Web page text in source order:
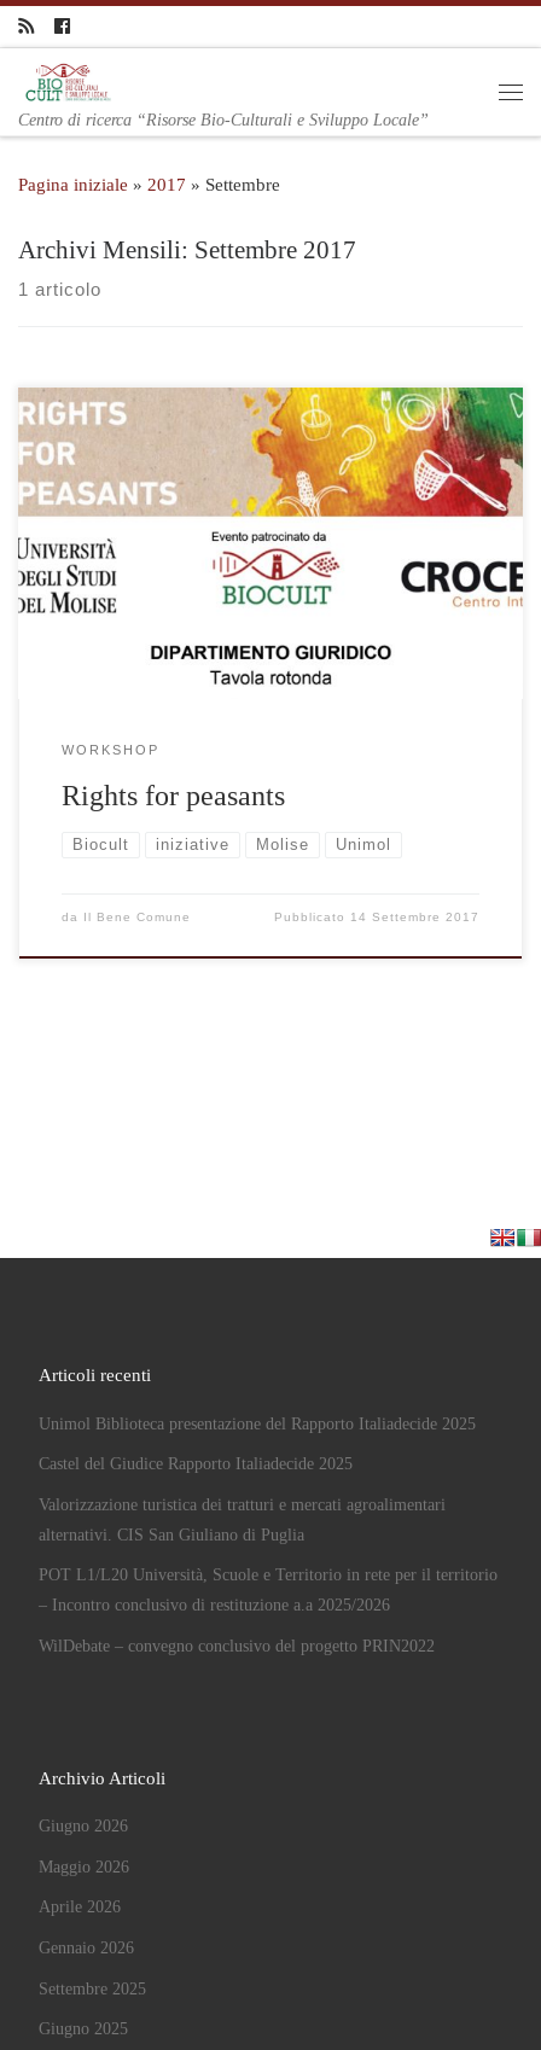
Centro di ricerca “Risorse Bio-Culturali e Sviluppo Locale”
Pagina iniziale » 2017 » Settembre
Archivi Mensili: Settembre 2017
1 articolo
WORKSHOP
Rights for peasants
Biocult iniziative Molise Unimol
da Il Bene Comune Pubblicato 14 Settembre 2017
Articoli recenti
Unimol Biblioteca presentazione del Rapporto Italiadecide 2025
Castel del Giudice Rapporto Italiadecide 2025
Valorizzazione turistica dei tratturi e mercati agroalimentari
alternativi. CIS San Giuliano di Puglia
POT L1/L20 Università, Scuole e Territorio in rete per il territorio
– Incontro conclusivo di restituzione a.a 2025/2026
WilDebate – convegno conclusivo del progetto PRIN2022
Archivio Articoli
Giugno 2026
Maggio 2026
Aprile 2026
Gennaio 2026
Settembre 2025
Giugno 2025